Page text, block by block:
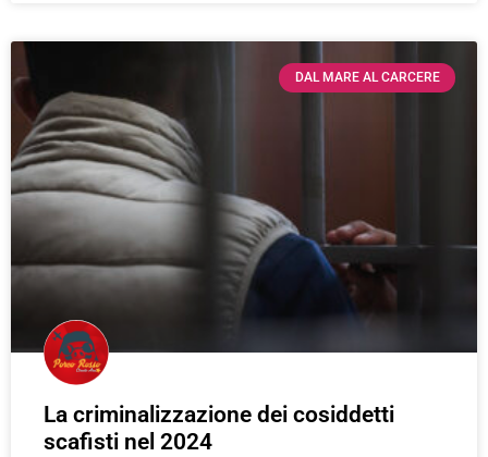
DAL MARE AL CARCERE
La criminalizzazione dei cosiddetti
scafisti nel 2024